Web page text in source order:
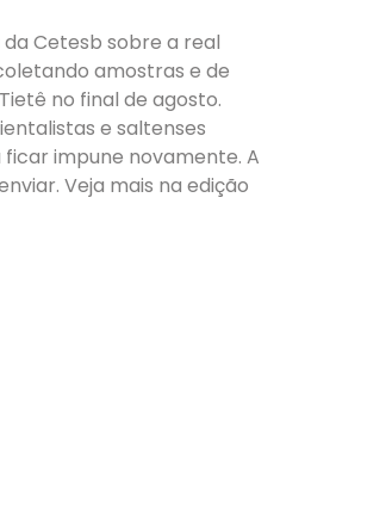
Cetesb sobre a real
amostras e de
no final de agosto.
e saltenses
impune novamente. A
Veja mais na edição